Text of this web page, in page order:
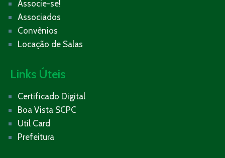
Associe-se!
Associados
Convênios
Locação de Salas
Links Úteis
Certificado Digital
Boa Vista SCPC
Util Card
Prefeitura